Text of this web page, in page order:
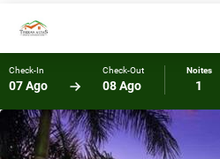
Check-In
07 Ago
Check-Out
08 Ago
Noites
1